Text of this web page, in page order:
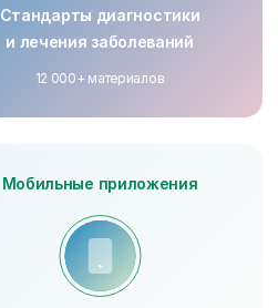
Стандарты диагностики
и лечения заболеваний
12 000+ материалов
Мобильные приложения